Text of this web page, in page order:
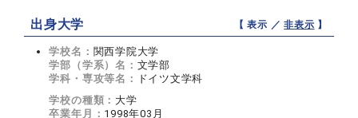
出身大学 【 表示 ／非表示 】
学校名： 関西学院大学
学部（学系）名： 文学部
学科・専攻等名：
ドイツ文学科
学校の種類： 大学
卒業年月： 1998年03月